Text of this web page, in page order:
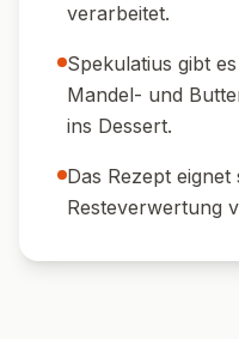
verarbeitet.
Spekulatius gibt
Mandel- und
ins Dessert.
Das Rezept
Resteverwertung